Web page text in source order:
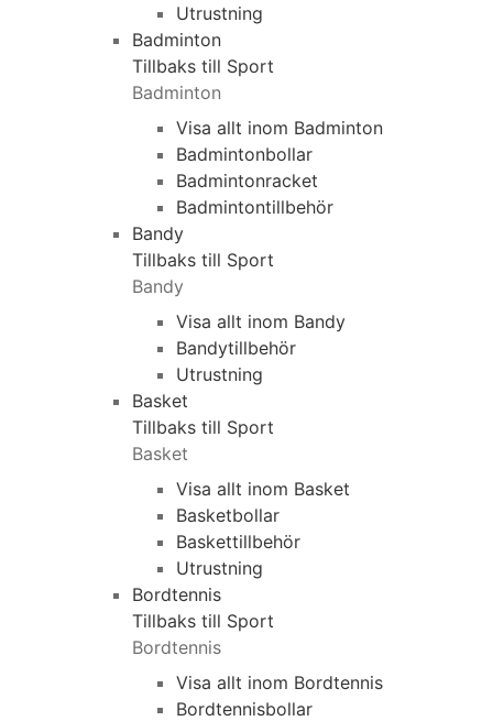
Utrustning
Badminton
Tillbaks till Sport
Badminton
Visa allt inom Badminton
Badmintonbollar
Badmintonracket
Badmintontillbehör
Bandy
Tillbaks till Sport
Bandy
Visa allt inom Bandy
Bandytillbehör
Utrustning
Basket
Tillbaks till Sport
Basket
Visa allt inom Basket
Basketbollar
Baskettillbehör
Utrustning
Bordtennis
Tillbaks till Sport
Bordtennis
Visa allt inom Bordtennis
Bordtennisbollar